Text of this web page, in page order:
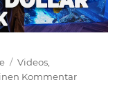
Schlagwörter
Videos
Kommentarzu